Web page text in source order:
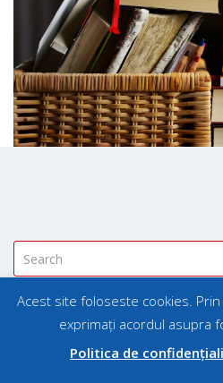
Acest site foloseste cookies.
exprimați acordul asupra
Politica de